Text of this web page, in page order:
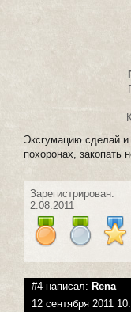
Эксгумацию сделай
похоронах, закопать
Зарегистрирован:
2.08.2011
#4 написал: Rena
12 сентября 2011